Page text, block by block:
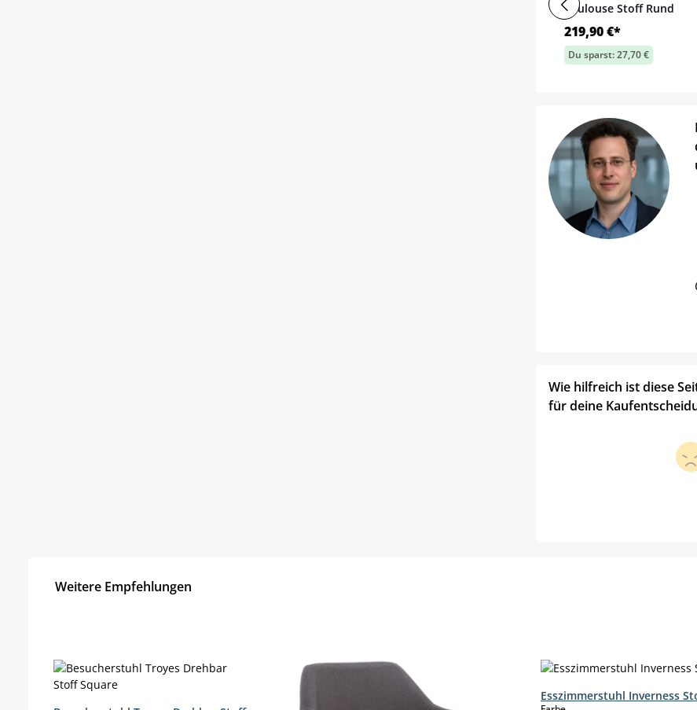
Toulouse Stoff Rund
219,90 €*
Du sparst: 27,70 €
Wie hilfreich ist diese
für deine
Weitere Empfehlungen
Esszimmerstuhl Inverness